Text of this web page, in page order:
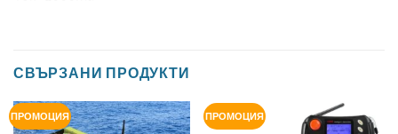
СВЪРЗАНИ ПРОДУКТИ
ПРОМОЦИЯ ПРОМОЦИЯ